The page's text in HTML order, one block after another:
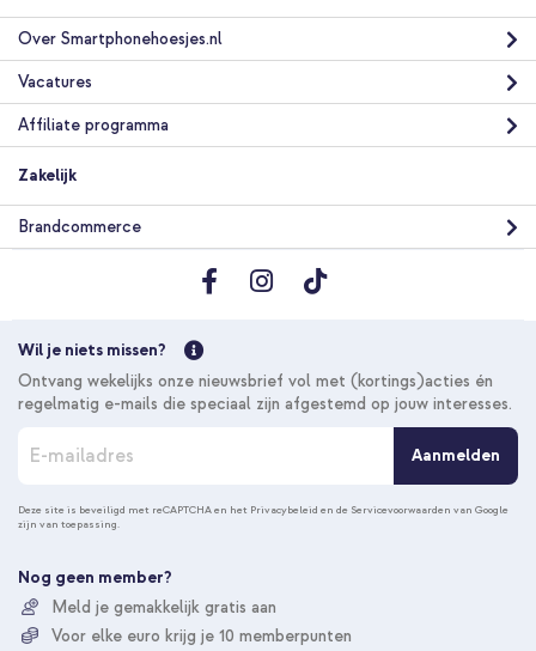
In winkelmandje
Over Smartphonehoesjes.nl
Vacatures
Affiliate programma
Zakelijk
Brandcommerce
Wil je niets missen?
Ontvang wekelijks onze nieuwsbrief vol met (kortings)acties én
regelmatig e-mails die speciaal zijn afgestemd op jouw interesses.
n
n
e
u
o
Aanmelden
Deze site is beveiligd met reCAPTCHA en het Privacybeleid en de Servicevoorwaarden van Google
zijn van toepassing.
Nog geen member?
Meld je gemakkelijk gratis aan
Voor elke euro krijg je 10 memberpunten